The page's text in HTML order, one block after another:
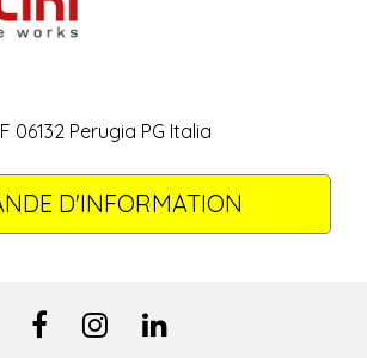
06132 Perugia PG Italia
D'INFORMATION